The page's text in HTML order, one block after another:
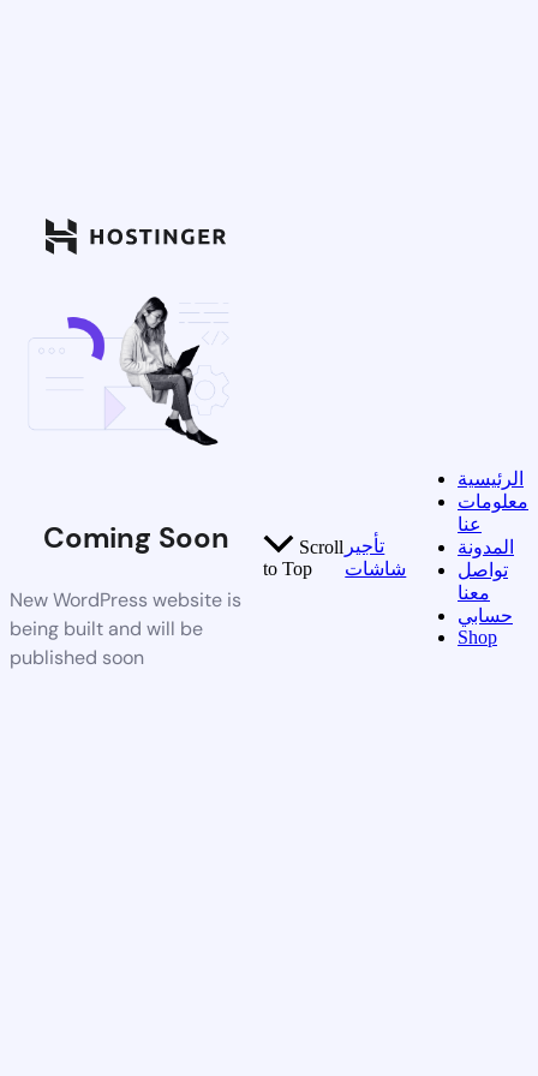
Coming Soon
New WordPress website is
being built and will be
published soon
Scroll
to Top
تأجير
شاشات
الرئيسية
معلومات
عنا
المدونة
تواصل
معنا
حسابي
Shop